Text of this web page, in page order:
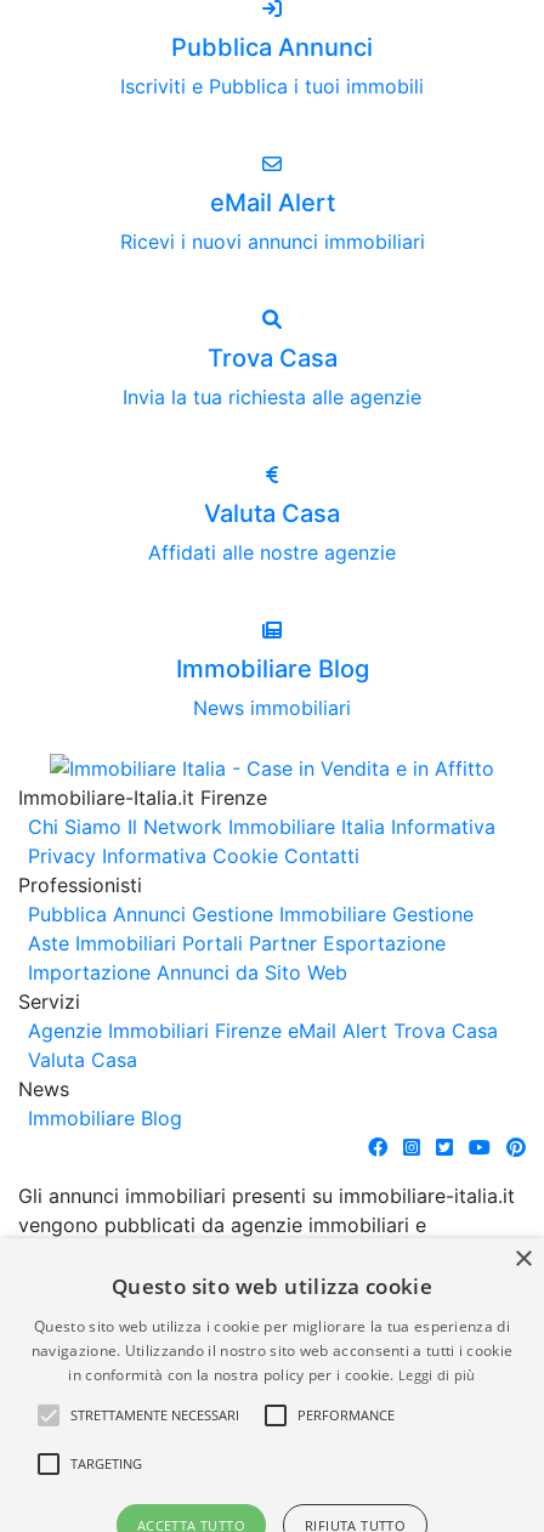
Pubblica Annunci
Iscriviti e Pubblica i tuoi immobili
eMail Alert
Ricevi i nuovi annunci immobiliari
Trova Casa
Invia la tua richiesta alle agenzie
Valuta Casa
Affidati alle nostre agenzie
Immobiliare Blog
News immobiliari
Immobiliare-Italia.it Firenze
Chi Siamo Il Network Immobiliare Italia Informativa
Privacy Informativa Cookie Contatti
Professionisti
Pubblica Annunci Gestione Immobiliare Gestione
Aste Immobiliari Portali Partner Esportazione
Importazione Annunci da Sito Web
Servizi
Agenzie Immobiliari Firenze eMail Alert Trova Casa
Valuta Casa
News
Immobiliare Blog
Gli annunci immobiliari presenti su immobiliare-italia.it
vengono pubblicati da agenzie immobiliari e
comporta l'approvazione o l'avallo da parte di
garanzia da parte di quest'ultima. immobiliare-italia.it
quindi non è responsabile della veridicità, della
correttezza, della completezza, della normativa in
materia di privacy e/o di alcun altro aspetto dei
suddetti annunci.
© Copyright 2007 - 2026
Powered by
×
Questo sito web utilizza cookie
Questo sito web utilizza i cookie per migliorare la tua esperienza di
navigazione. Utilizzando il nostro sito web acconsenti a tutti i cookie
in conformità con la nostra policy per i cookie. Leggi di più
STRETTAMENTE NECESSARI PERFORMANCE
TARGETING
ACCETTA TUTTO RIFIUTA TUTTO